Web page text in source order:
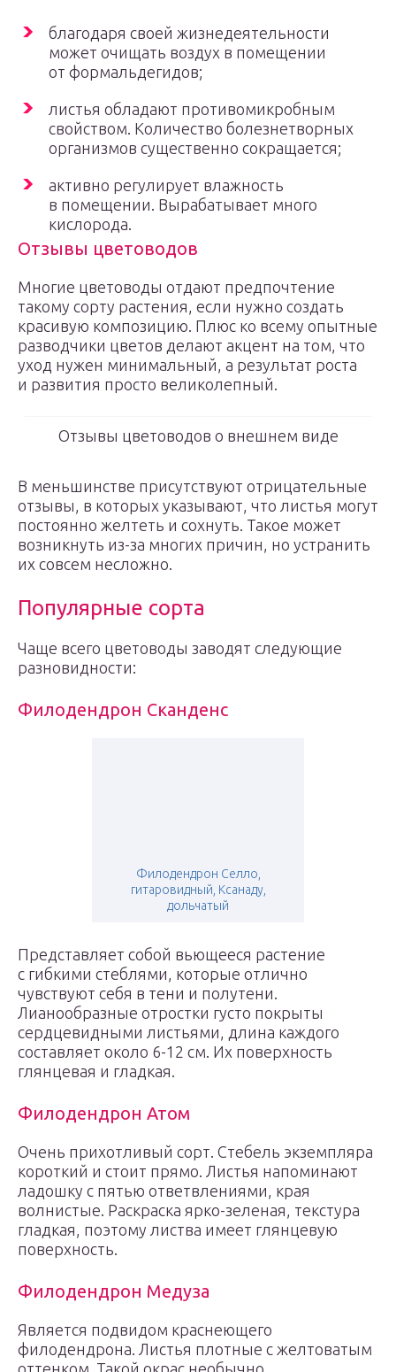
благодаря своей жизнедеятельности
может очищать воздух в помещении
от формальдегидов;
листья обладают противомикробным
свойством. Количество болезнетворных
организмов существенно сокращается;
активно регулирует влажность
в помещении. Вырабатывает много
кислорода.
Отзывы цветоводов
Многие цветоводы отдают предпочтение
такому сорту растения, если нужно создать
красивую композицию. Плюс ко всему опытные
разводчики цветов делают акцент на том, что
уход нужен минимальный, а результат роста
и развития просто великолепный.
Отзывы цветоводов о внешнем виде
В меньшинстве присутствуют отрицательные
отзывы, в которых указывают, что листья могут
постоянно желтеть и сохнуть. Такое может
возникнуть из-за многих причин, но устранить
их совсем несложно.
Популярные сорта
Чаще всего цветоводы заводят следующие
разновидности:
Филодендрон Сканденс
Филодендрон Селло,
гитаровидный, Ксанаду,
дольчатый
Представляет собой вьющееся растение
с гибкими стеблями, которые отлично
чувствуют себя в тени и полутени.
Лианообразные отростки густо покрыты
сердцевидными листьями, длина каждого
составляет около 6-12 см. Их поверхность
глянцевая и гладкая.
Филодендрон Атом
Очень прихотливый сорт. Стебель экземпляра
короткий и стоит прямо. Листья напоминают
ладошку с пятью ответвлениями, края
волнистые. Раскраска ярко-зеленая, текстура
гладкая, поэтому листва имеет глянцевую
поверхность.
Филодендрон Медуза
Является подвидом краснеющего
филодендрона. Листья плотные с желтоватым
оттенком. Такой окрас необычно